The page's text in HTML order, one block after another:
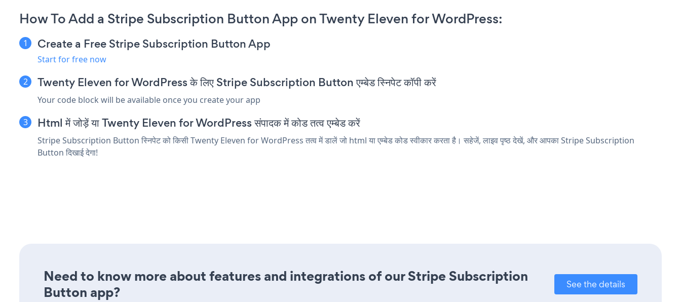
How To Add a Stripe Subscription Button App on Twenty Eleven for WordPress:
Create a Free Stripe Subscription Button App
Start for free now
Twenty Eleven for WordPress के लिए Stripe Subscription Button एम्बेड स्निपेट कॉपी करें
Your code block will be available once you create your app
Html में जोड़ें या Twenty Eleven for WordPress संपादक में कोड तत्व एम्बेड करें
Stripe Subscription Button स्निपेट को किसी Twenty Eleven for WordPress तत्व में डालें जो html या एम्बेड कोड स्वीकार करता है। सहेजें, लाइव पृष्ठ देखें, और आपका Stripe Subscription
Button दिखाई देगा!
Need to know more about features and integrations of our Stripe Subscription
Button app?
See the details